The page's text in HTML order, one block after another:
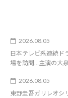
2026.08.05
日本テレビ系連続ド
場を訪問…主演の大
2026.08.05
東野圭吾ガリレオシ